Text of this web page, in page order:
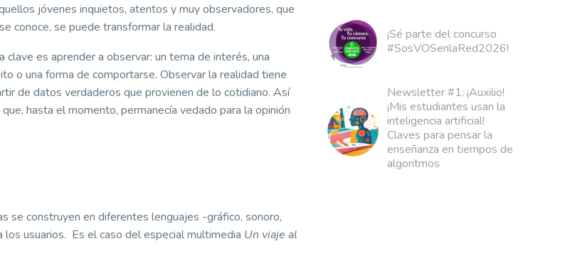
jóvenes inquietos, atentos y muy observadores, que
conoce, se puede transformar la realidad.
es aprender a observar: un tema de interés, una
o una forma de comportarse. Observar la realidad tiene
de datos verdaderos que provienen de lo cotidiano. Así
hasta el momento, permanecía vedado para la opinión
se construyen en diferentes lenguajes -gráfico, sonoro,
usuarios. Es el caso del especial multimedia Un viaje al
¡Sé parte del concurso
#SosVOSenlaRed2026!
Newsletter #1: ¡Auxilio!
¡Mis estudiantes usan la
inteligencia artificial!
Claves para pensar la
enseñanza en tiempos de
algoritmos